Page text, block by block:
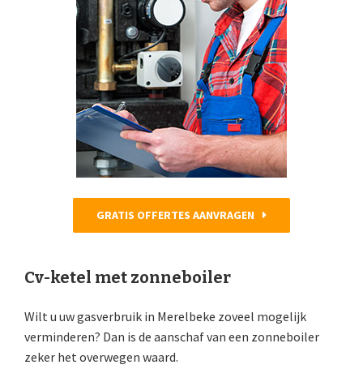
GRATIS OFFERTES AANVRAGEN
Cv-ketel met zonneboiler
Wilt u uw gasverbruik in Merelbeke zoveel mogelijk
verminderen? Dan is de aanschaf van een zonneboiler
zeker het overwegen waard.